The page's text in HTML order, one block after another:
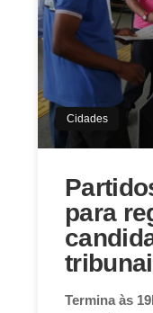
Cidades
para
Termina às